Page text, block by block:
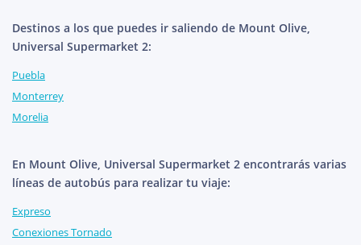
Destinos a los que puedes ir saliendo de Mount Olive,
Universal Supermarket 2:
Puebla
Monterrey
Morelia
En Mount Olive, Universal Supermarket 2 encontrarás varias
líneas de autobús para realizar tu viaje:
Expreso
Conexiones Tornado